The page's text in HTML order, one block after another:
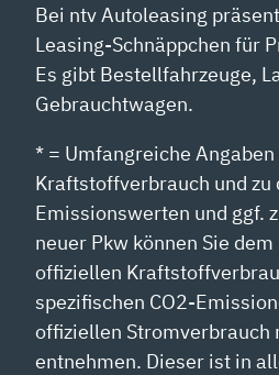
Bei ntv Autoleasing
Leasing-Schnäppchen für
Es gibt Bestellfahrzeuge,
Gebrauchtwagen.
* = Umfangreiche
Kraftstoffverbrauch und zu
Emissionswerten und ggf.
neuer Pkw können Sie
offiziellen
spezifischen CO2-
offiziellen Stromverbrauch
entnehmen. Dieser ist in